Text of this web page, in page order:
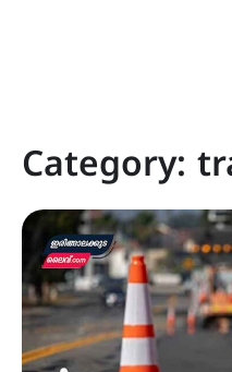
Category: